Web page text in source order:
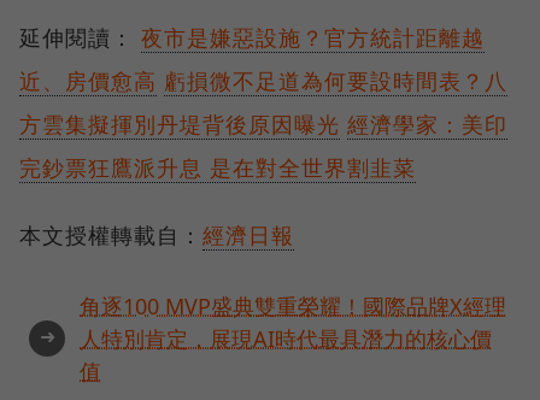
延伸閱讀： 夜市是嫌惡設施？官方統計距離越
近、房價愈高 虧損微不足道為何要設時間表？八
方雲集擬揮別丹堤背後原因曝光 經濟學家：美印
完鈔票狂鷹派升息 是在對全世界割韭菜
本文授權轉載自： 經濟日報
➜
角逐100 MVP盛典雙重榮耀！國際品牌X經理
人特別肯定，展現AI時代最具潛力的核心價
值